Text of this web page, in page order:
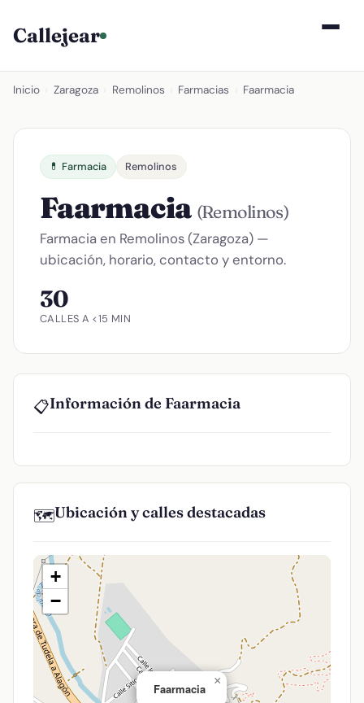
Callejear
Inicio Zaragoza Remolinos Farmacias Faarmacia
💊 Farmacia Remolinos
Faarmacia (Remolinos)
Farmacia en Remolinos (Zaragoza) —
ubicación, horario, contacto y entorno.
30
CALLES A <15 MIN
📋Información de Faarmacia
🗺️Ubicación y calles destacadas
Faarmacia
×
+
−